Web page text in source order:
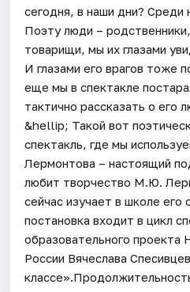
сегодня, в наши дни? Среди
Поэту люди –
товарищи, мы их глазами
И глазами его врагов тоже
еще мы в спектакле
тактично рассказать о его
&hellip; Такой вот
спектакль, где мы
Лермонтова – настоящий
любит творчество М.Ю.
сейчас изучает в школе его
постановка входит в цикл
образовательного проекта
России Вячеслава